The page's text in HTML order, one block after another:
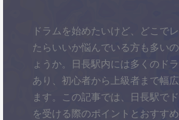
ドラムを始めたいけど、どこで
たらいいか悩んでいる方も多い
ょうか。日長駅内には多くのド
あり、初心者から上級者まで幅
ます。この記事では、日長駅で
を受ける際のポイントとおすす